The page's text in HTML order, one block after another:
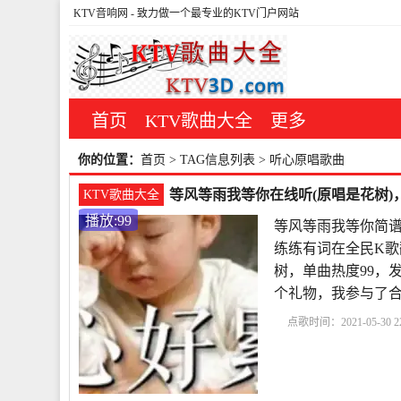
KTV音响网 - 致力做一个最专业的KTV门户网站
首页 KTV歌曲大全 更多
你的位置： 首页 > TAG信息列表 > 听心原唱歌曲
KTV歌曲大全
等风等雨我等你在线听(原唱是花树)
播放:99
等风等雨我等你简
练练有词在全民K
树，单曲热度99，
个礼物，我参与了
点歌时间：2021-05-30